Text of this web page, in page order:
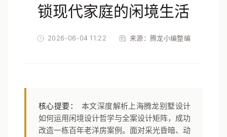
锁现代家庭的闲境生活
2026-06-04 11:22 来源： 腾龙小编整编
核心提要：
本文深度解析上海腾龙别墅设计
如何运用闲境设计哲学与全案设计矩阵，成功
改造一栋百年老洋房案例。面对采光昏暗、动
立即预约